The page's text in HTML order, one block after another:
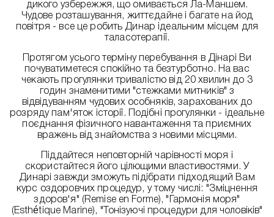
дикого узбережжя, що омивається Ла-Маншем.
Чудове розташування, життєдайне і багате на йод
повітря - все це робить Динар ідеальним місцем для
таласотерапії.
Протягом усього терміну перебування в Дінарі Ви
почуватиметеся спокійно та безтурботно. На вас
чекають прогулянки тривалістю від 20 хвилин до 3
годин знаменитими "стежками митників" з
відвідуванням чудових особняків, зарахованих до
розряду пам'яток історії. Подібні прогулянки - ідеальне
поєднання фізичного навантаження та приємних
вражень від знайомства з новими місцями.
Піддайтеся неповторній чарівності моря і
скористайтеся його цілющими властивостями. У
Динарі завжди зможуть підібрати підходящий Вам
курс оздоровчих процедур, у тому числі: "Зміцнення
здоров'я" (Remise en Forme), "Гармонія моря"
(Esthétique Marine), "Тонізуючі процедури для чоловіків"